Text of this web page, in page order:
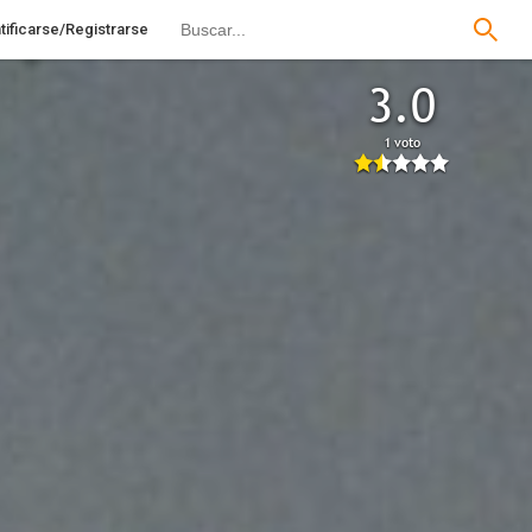
Registrarse
3.0
1 voto